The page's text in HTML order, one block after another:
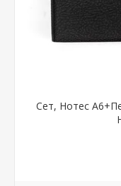
Сет, Нотес